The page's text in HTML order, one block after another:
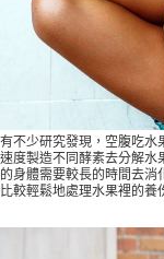
有不少研究發現，空腹吃水
速度製造不同酵素去分解水
的身體需要較長的時間去
比較輕鬆地處理水果裡的養